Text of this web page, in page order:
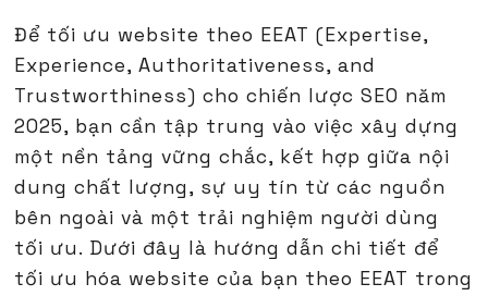
Để tối ưu website theo EEAT (Expertise,
Experience, Authoritativeness, and
Trustworthiness) cho chiến lược SEO năm
2025, bạn cần tập trung vào việc xây dựng
một nền tảng vững chắc, kết hợp giữa nội
dung chất lượng, sự uy tín từ các nguồn
bên ngoài và một trải nghiệm người dùng
tối ưu. Dưới đây là hướng dẫn chi tiết để
tối ưu hóa website của bạn theo EEAT trong